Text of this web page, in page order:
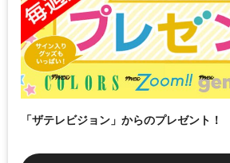
「ザテレビジョン」からのプレゼント！